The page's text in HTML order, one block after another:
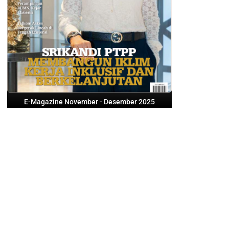
E-Magazine November - Desember 2025